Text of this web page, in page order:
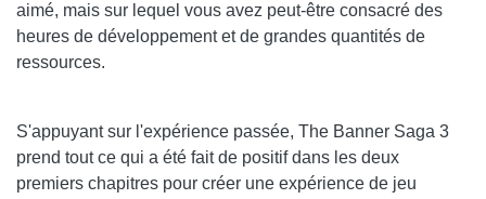
aimé, mais sur lequel vous avez peut-être consacré des
heures de développement et de grandes quantités de
ressources.
S'appuyant sur l'expérience passée, The Banner Saga 3
prend tout ce qui a été fait de positif dans les deux
premiers chapitres pour créer une expérience de jeu